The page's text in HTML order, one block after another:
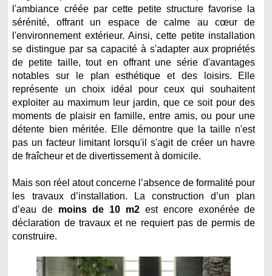
l'ambiance créée par cette petite structure favorise la
sérénité, offrant un espace de calme au cœur de
l'environnement extérieur. Ainsi, cette petite installation
se distingue par sa capacité à s'adapter aux propriétés
de petite taille, tout en offrant une série d'avantages
notables sur le plan esthétique et des loisirs. Elle
représente un choix idéal pour ceux qui souhaitent
exploiter au maximum leur jardin, que ce soit pour des
moments de plaisir en famille, entre amis, ou pour une
détente bien méritée. Elle démontre que la taille n'est
pas un facteur limitant lorsqu'il s'agit de créer un havre
de fraîcheur et de divertissement à domicile.
Mais son réel atout concerne l’absence de formalité pour
les travaux d’installation. La construction d’un plan
d’eau de moins de 10 m2est encore exonérée de
déclaration de travaux et ne requiert pas de permis de
construire.